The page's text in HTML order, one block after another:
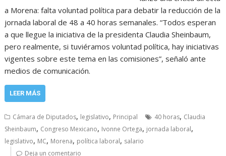
a Morena: falta voluntad política para debatir la reducción de la
jornada laboral de 48 a 40 horas semanales. “Todos esperan
a que llegue la iniciativa de la presidenta Claudia Sheinbaum,
pero realmente, si tuviéramos voluntad política, hay iniciativas
vigentes sobre este tema en las comisiones”, señaló ante
medios de comunicación.
LEER MÁS
Cámara de Diputados, legislativo, Principal 40 horas, Claudia
Sheinbaum, Congreso Mexicano, Ivonne Ortega, jornada laboral,
legislativo, MC, Morena, política laboral, salario
Deja un comentario